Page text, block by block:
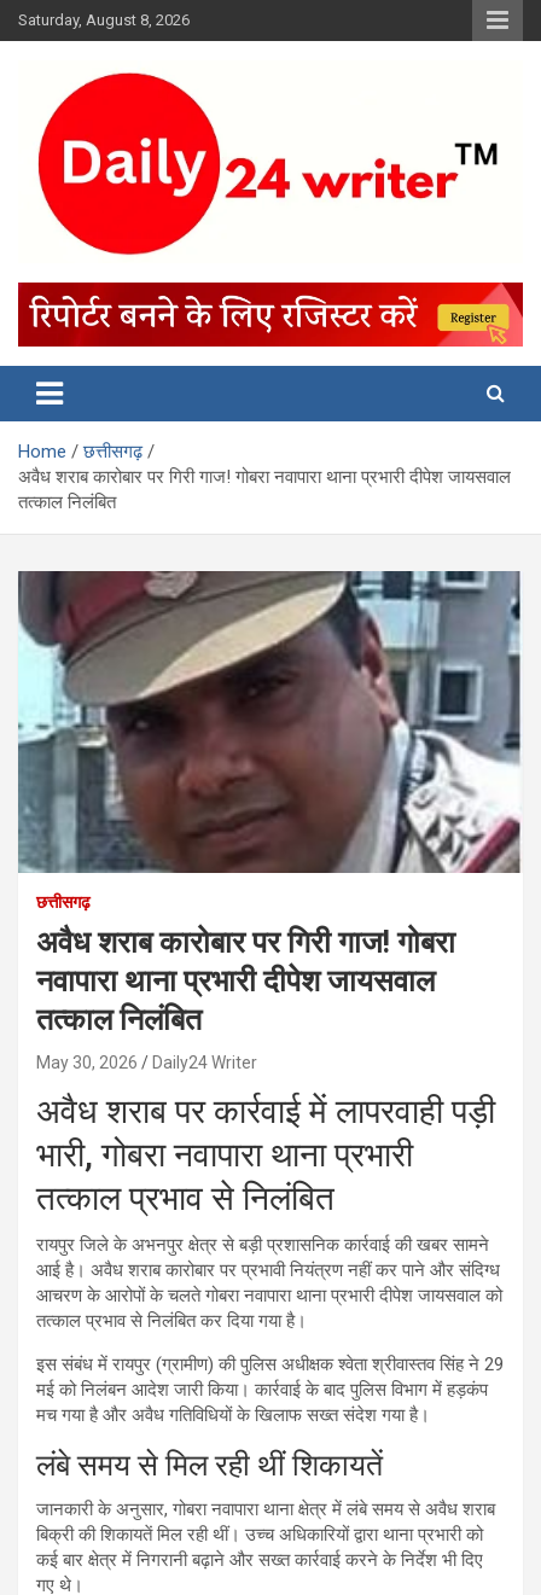
Skip
to
Saturday, August 8, 2026
Home
छत्तीसगढ़
अवैध शराब कारोबार पर गिरी गाज! गोबरा नवापारा थाना प्रभारी दीपेश जायसवाल
तत्काल निलंबित
छत्तीसगढ़
अवैध शराब कारोबार पर गिरी गाज! गोबरा
नवापारा थाना प्रभारी दीपेश जायसवाल
तत्काल निलंबित
May 30, 2026 Daily24 Writer
अवैध शराब पर कार्रवाई में लापरवाही पड़ी
भारी, गोबरा नवापारा थाना प्रभारी
तत्काल प्रभाव से निलंबित
रायपुर जिले के अभनपुर क्षेत्र से बड़ी प्रशासनिक कार्रवाई की खबर सामने
आई है। अवैध शराब कारोबार पर प्रभावी नियंत्रण नहीं कर पाने और संदिग्ध
आचरण के आरोपों के चलते गोबरा नवापारा थाना प्रभारी दीपेश जायसवाल को
तत्काल प्रभाव से निलंबित कर दिया गया है।
इस संबंध में रायपुर (ग्रामीण) की पुलिस अधीक्षक श्वेता श्रीवास्तव सिंह ने 29
मई को निलंबन आदेश जारी किया। कार्रवाई के बाद पुलिस विभाग में हड़कंप
मच गया है और अवैध गतिविधियों के खिलाफ सख्त संदेश गया है।
लंबे समय से मिल रही थीं शिकायतें
जानकारी के अनुसार, गोबरा नवापारा थाना क्षेत्र में लंबे समय से अवैध शराब
बिक्री की शिकायतें मिल रही थीं। उच्च अधिकारियों द्वारा थाना प्रभारी को
कई बार क्षेत्र में निगरानी बढ़ाने और सख्त कार्रवाई करने के निर्देश भी दिए
गए थे।